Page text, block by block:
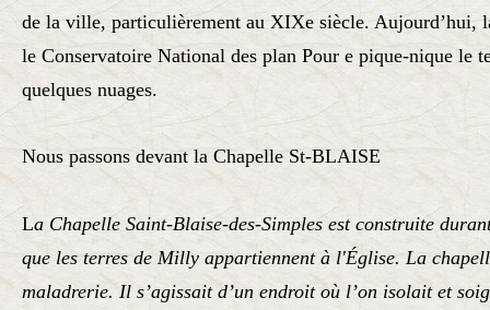
de la ville, particulièrement au XIXe siècle. Aujourd’hui,
le Conservatoire National des plan Pour e pique-nique le
quelques nuages.
Nous passons devant la Chapelle St-BLAISE
La Chapelle Saint-Blaise-des-Simples est construite
que les terres de Milly appartiennent à l'Église. La
maladrerie. Il s’agissait d’un endroit où l’on isolait et